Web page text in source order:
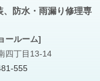
防水・雨漏り修理専
ールーム]
四丁目13-14
555